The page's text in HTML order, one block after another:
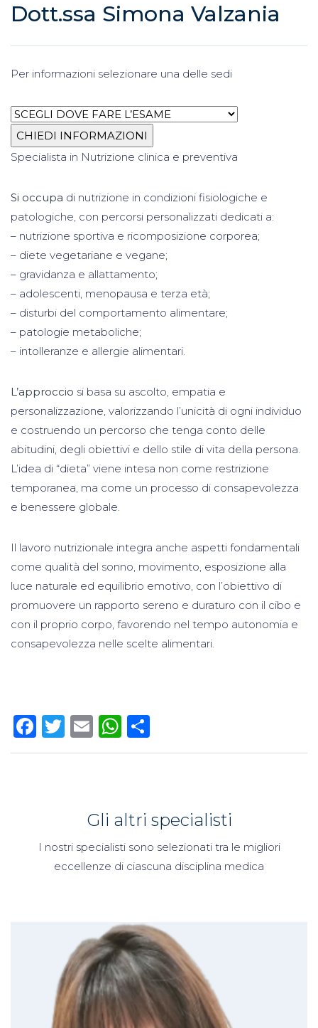
Dott.ssa Simona Valzania
Per informazioni selezionare una delle sedi
Specialista in Nutrizione clinica e preventiva
Si occupa di nutrizione in condizioni fisiologiche e
patologiche, con percorsi personalizzati dedicati a:
– nutrizione sportiva e ricomposizione corporea;
– diete vegetariane e vegane;
– gravidanza e allattamento;
– adolescenti, menopausa e terza età;
– disturbi del comportamento alimentare;
– patologie metaboliche;
– intolleranze e allergie alimentari.
L’approccio si basa su ascolto, empatia e
personalizzazione, valorizzando l’unicità di ogni individuo
e costruendo un percorso che tenga conto delle
abitudini, degli obiettivi e dello stile di vita della persona.
L’idea di “dieta” viene intesa non come restrizione
temporanea, ma come un processo di consapevolezza
e benessere globale.
Il lavoro nutrizionale integra anche aspetti fondamentali
come qualità del sonno, movimento, esposizione alla
luce naturale ed equilibrio emotivo, con l’obiettivo di
promuovere un rapporto sereno e duraturo con il cibo e
con il proprio corpo, favorendo nel tempo autonomia e
consapevolezza nelle scelte alimentari.
Facebook
Twitter
EmailWhatsApp
Gli altri specialisti
I nostri specialisti sono selezionati tra le migliori
eccellenze di ciascuna disciplina medica